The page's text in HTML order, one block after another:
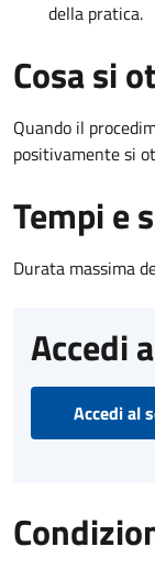
della pratica.
Cosa si
Quando il
positivamente si
Tempi e
Durata massima
Accedi
Accedi al